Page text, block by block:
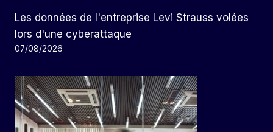
Les données de l'entreprise Levi Strauss volées
lors d'une cyberattaque
07/08/2026